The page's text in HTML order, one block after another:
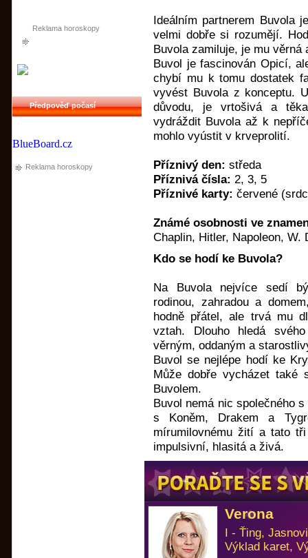
Reklama horoskopy
Předpověď počasí
BlueBoard.cz
Reklama horoskopy
Ideálním partnerem Buvola
velmi dobře si rozumějí.
Buvola zamiluje, je mu věrná
Buvol je fascinován Opicí,
chybí mu k tomu dostatek
vyvést Buvola z konceptu.
důvodu, je vrtošivá a
vydráždit Buvola až k
mohlo vyústit v krveprolití.
Příznivý den: středa
Příznivá čísla: 2, 3, 5
Příznivé karty: červené
Známé osobnosti ve
Chaplin, Hitler, Napoleon, W.
Kdo se hodí ke Buvola?
Na Buvola nejvíce sedí
rodinou, zahradou a
hodně přátel, ale trvá mu
vztah. Dlouho hledá
věrným, oddaným a
Buvol se nejlépe hodí ke
Může dobře vycházet také
Buvolem.
Buvol nemá nic společného
s Koněm, Drakem a
mírumilovnému žití a tato
impulsivní, hlasitá a živá.
Verona
I - Ťing,
Výklad karet,